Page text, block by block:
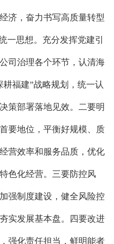
济，奋力书写高质量转型
一思想。充分发挥党建引
司治理各个环节，认清海
福建”战略规划，统一认
策部署落地见效。二要明
要地位，平衡好规模、质
营效率和服务品质，优化
色化经营。三要防控风
强制度建设，健全风险控
实发展基本盘。四要改进
强化责任担当，鲜明能者